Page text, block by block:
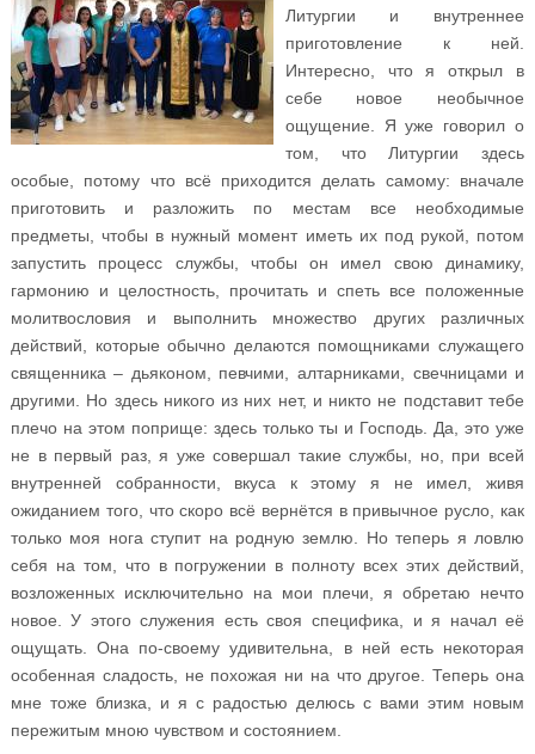
Литургии и внутреннее
приготовление к ней.
Интересно, что я открыл в
себе новое необычное
ощущение. Я уже говорил о
том, что Литургии здесь
особые, потому что всё приходится делать самому: вначале
приготовить и разложить по местам все необходимые
предметы, чтобы в нужный момент иметь их под рукой, потом
запустить процесс службы, чтобы он имел свою динамику,
гармонию и целостность, прочитать и спеть все положенные
молитвословия и выполнить множество других различных
действий, которые обычно делаются помощниками служащего
священника – дьяконом, певчими, алтарниками, свечницами и
другими. Но здесь никого из них нет, и никто не подставит тебе
плечо на этом поприще: здесь только ты и Господь. Да, это уже
не в первый раз, я уже совершал такие службы, но, при всей
внутренней собранности, вкуса к этому я не имел, живя
ожиданием того, что скоро всё вернётся в привычное русло, как
только моя нога ступит на родную землю. Но теперь я ловлю
себя на том, что в погружении в полноту всех этих действий,
возложенных исключительно на мои плечи, я обретаю нечто
новое. У этого служения есть своя специфика, и я начал её
ощущать. Она по-своему удивительна, в ней есть некоторая
особенная сладость, не похожая ни на что другое. Теперь она
мне тоже близка, и я с радостью делюсь с вами этим новым
пережитым мною чувством и состоянием.